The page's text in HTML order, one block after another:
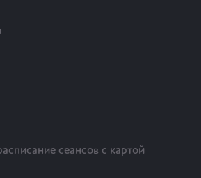
сеансов с картой